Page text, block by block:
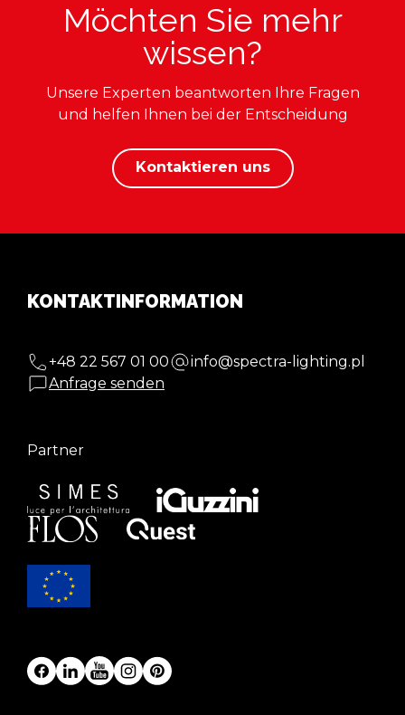
Möchten Sie mehr
wissen?
Unsere Experten beantworten Ihre Fragen
und helfen Ihnen bei der Entscheidung
Kontaktieren uns
KONTAKTINFORMATION
+48 22 567 01 00
info@spectra-lighting.pl
Anfrage senden
Partner